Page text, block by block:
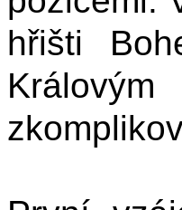
hřišti